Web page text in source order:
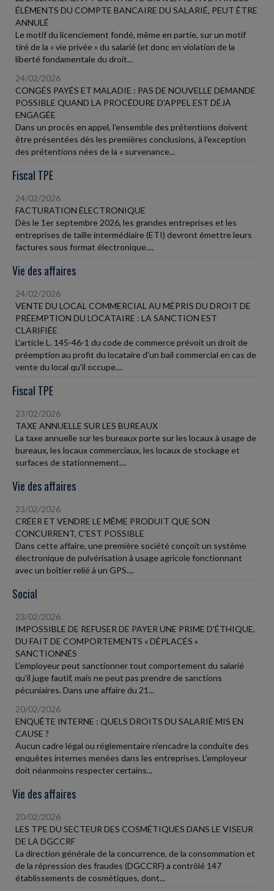
ÉLÉMENTS DU COMPTE BANCAIRE DU SALARIÉ, PEUT ÊTRE
ANNULÉ
Le motif du licenciement fondé, même en partie, sur un motif
tiré de la « vie privée » du salarié (et donc en violation de la
liberté fondamentale du droit...
24/02/2026
CONGÉS PAYÉS ET MALADIE : PAS DE NOUVELLE DEMANDE
POSSIBLE QUAND LA PROCÉDURE D'APPEL EST DÉJÀ
ENGAGÉE
Dans un procès en appel, l'ensemble des prétentions doivent
être présentées dès les premières conclusions, à l'exception
des prétentions nées de la « survenance...
Fiscal TPE
24/02/2026
FACTURATION ÉLECTRONIQUE
Dès le 1er septembre 2026, les grandes entreprises et les
entreprises de taille intermédiaire (ETI) devront émettre leurs
factures sous format électronique....
Vie des affaires
24/02/2026
VENTE DU LOCAL COMMERCIAL AU MÉPRIS DU DROIT DE
PRÉEMPTION DU LOCATAIRE : LA SANCTION EST
CLARIFIÉE
L'article L. 145-46-1 du code de commerce prévoit un droit de
préemption au profit du locataire d'un bail commercial en cas de
vente du local qu'il occupe....
Fiscal TPE
23/02/2026
TAXE ANNUELLE SUR LES BUREAUX
La taxe annuelle sur les bureaux porte sur les locaux à usage de
bureaux, les locaux commerciaux, les locaux de stockage et
surfaces de stationnement....
Vie des affaires
23/02/2026
CRÉER ET VENDRE LE MÊME PRODUIT QUE SON
CONCURRENT, C'EST POSSIBLE
Dans cette affaire, une première société conçoit un système
électronique de pulvérisation à usage agricole fonctionnant
avec un boîtier relié à un GPS....
Social
23/02/2026
IMPOSSIBLE DE REFUSER DE PAYER UNE PRIME D'ÉTHIQUE,
DU FAIT DE COMPORTEMENTS « DÉPLACÉS »
SANCTIONNÉS
L'employeur peut sanctionner tout comportement du salarié
qu'il juge fautif, mais ne peut pas prendre de sanctions
pécuniaires. Dans une affaire du 21...
20/02/2026
ENQUÊTE INTERNE : QUELS DROITS DU SALARIÉ MIS EN
CAUSE ?
Aucun cadre légal ou réglementaire n'encadre la conduite des
enquêtes internes menées dans les entreprises. L'employeur
doit néanmoins respecter certains...
Vie des affaires
20/02/2026
LES TPE DU SECTEUR DES COSMÉTIQUES DANS LE VISEUR
DE LA DGCCRF
La direction générale de la concurrence, de la consommation et
de la répression des fraudes (DGCCRF) a contrôlé 147
établissements de cosmétiques, dont...